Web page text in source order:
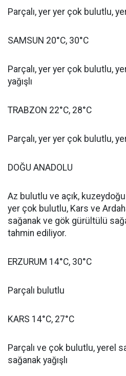
Parçalı, yer yer çok bulutlu,
SAMSUN 20°C, 30°C
Parçalı, yer yer çok bulutlu,
yağışlı
TRABZON 22°C, 28°C
Parçalı, yer yer çok bulutlu,
DOĞU ANADOLU
Az bulutlu ve açık,
yer çok bulutlu, Kars ve
sağanak ve gök gürültülü
tahmin ediliyor.
ERZURUM 14°C, 30°C
Parçalı bulutlu
KARS 14°C, 27°C
Parçalı ve çok bulutlu, yerel
sağanak yağışlı